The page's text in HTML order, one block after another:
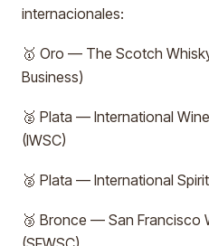
internacionales:
🥇 Oro — The Scotch
Business)
🥈 Plata — International
(IWSC)
🥈 Plata — International
🥉 Bronce — San Francisco